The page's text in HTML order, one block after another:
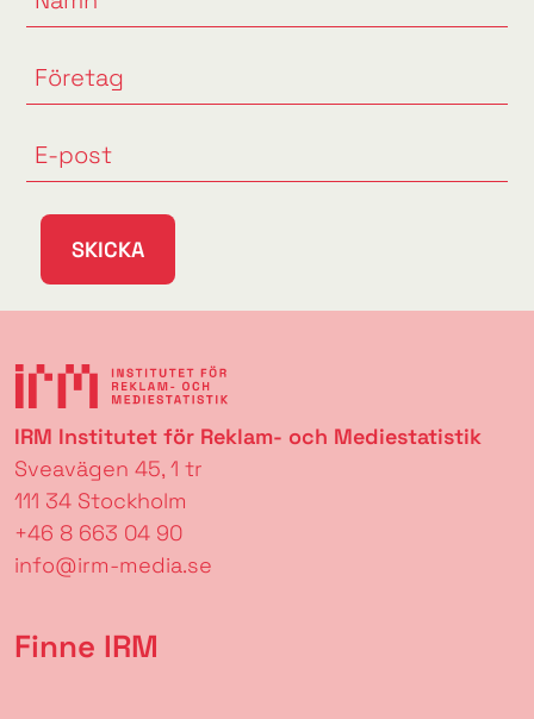
SKICKA
IRM Institutet för Reklam- och Mediestatistik
Sveavägen 45, 1 tr
111 34 Stockholm
+46 8 663 04 90
info@irm-media.se
Finne IRM